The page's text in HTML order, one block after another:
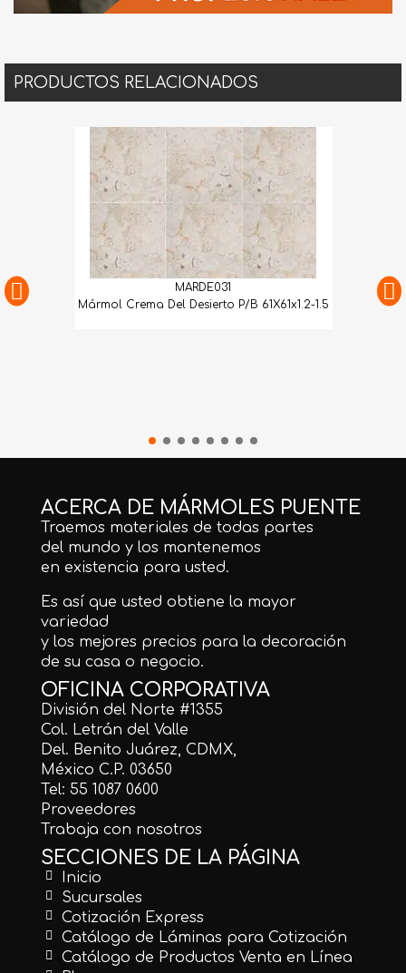
PRODUCTOS RELACIONADOS
MARDE031
Mármol Crema Del Desierto P/B 61X61x1.2-1.5
ACERCA DE MÁRMOLES PUENTE
Traemos materiales de todas partes
del mundo y los mantenemos
en existencia para usted.
Es así que usted obtiene la mayor
variedad
y los mejores precios para la decoración
de su casa o negocio.
OFICINA CORPORATIVA
División del Norte #1355
Col. Letrán del Valle
Del. Benito Juárez, CDMX,
México C.P. 03650
Tel: 55 1087 0600
Proveedores
Trabaja con nosotros
SECCIONES DE LA PÁGINA
Inicio
Sucursales
Cotización Express
Catálogo de Láminas para Cotización
Catálogo de Productos Venta en Línea